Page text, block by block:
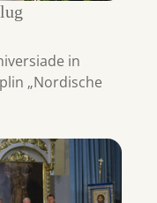
in
„Nordische